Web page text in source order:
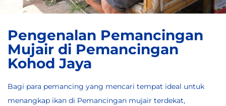
Pengenalan Pemancingan
Mujair di Pemancingan
Kohod Jaya
Bagi para pemancing yang mencari tempat ideal untuk
menangkap ikan di Pemancingan mujair terdekat,